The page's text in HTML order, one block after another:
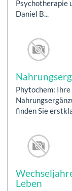
Psychotherapie
Daniel B...
Phytochem:
finden Sie
Leben